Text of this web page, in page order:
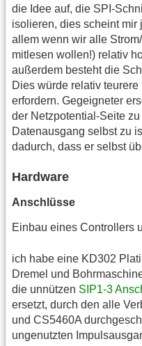
die Idee auf, die SPI-
isolieren, dies scheint mir
allem wenn wir alle
mitlesen wollen!) relativ
außerdem besteht die
Dies würde relativ
erfordern. Gegeigneter
der Netzpotential-Seite
Datenausgang selbst zu
dadurch, dass er selbst
Hardware
Anschlüsse
Einbau eines Controllers
ich habe eine KD302
Dremel und
die unnützen SIP1-3
ersetzt, durch den alle
und CS5460A
ungenutzten